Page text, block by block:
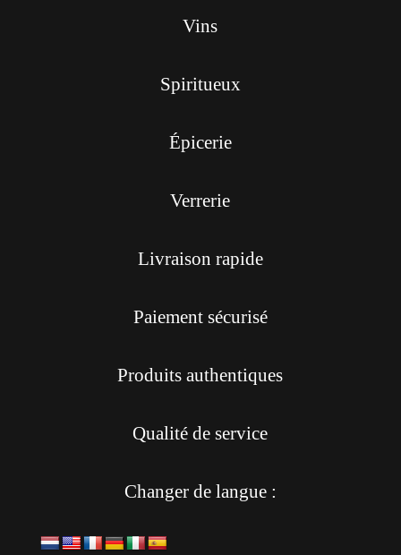
Vins
Spiritueux
Épicerie
Verrerie
Livraison rapide
Paiement sécurisé
Produits authentiques
Qualité de service
Changer de langue :